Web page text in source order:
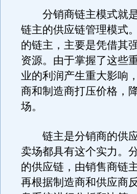
分销商链主模式就是
链主的供应链管理模式
的链主，主要是凭借其
资源。由于掌握了这些
业的利润产生重大影响
商和制造商打压价格，
场。
链主是分销商的供应
卖场都具有这个实力。
的供应链，由销售商链
再根据制造商和供应商